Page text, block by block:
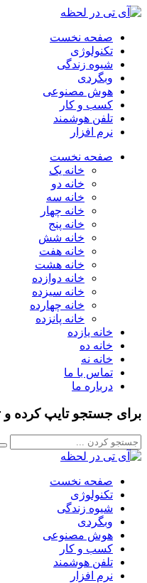
صفحه نخست
تکنولوژی
شیوه زندگی
وبگردی
هوش مصنوعی
کسب و کار
تلفن هوشمند
نرم افزار
صفحه نخست
خانه یک
خانه دو
خانه سه
خانه چهار
خانه پنج
خانه شش
خانه هفت
خانه هشت
خانه دوازده
خانه سیزده
خانه چهارده
خانه پانزده
خانه یازده
خانه ده
خانه نه
تماس با ما
درباره ما
برای جستجو تایپ کرده و Enter را بزنید
صفحه نخست
تکنولوژی
شیوه زندگی
وبگردی
هوش مصنوعی
کسب و کار
تلفن هوشمند
نرم افزار